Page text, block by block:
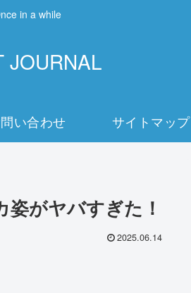
in a while
JOURNAL
い合わせ サイトマップ
がヤバすぎた！
2025.06.14